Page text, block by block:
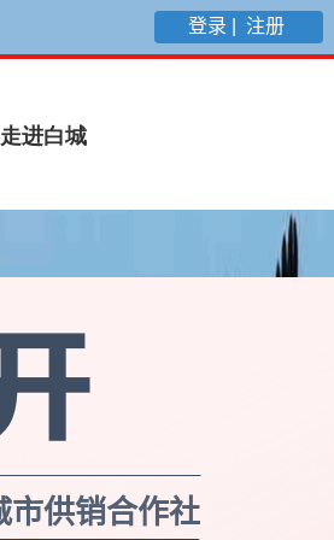
登录 | 注册
市供销合作社